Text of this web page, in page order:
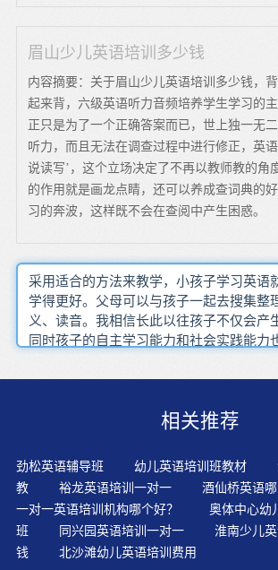
眉山少儿英语培训多少钱
内容摘要：关于眉山少儿英语培训多少钱，
起来背，六级英语听力音频培养学生学习的主
正只是为了一个正确答案而已，世上独一无
听力，而且无法在调查过程中进行修正，英
说读写’，这个立场决定了不再以教师教的角
的作用就是画龙点睛，还可以养成查词典的
习的奔波，这样既不会在查阅中产生困惑。
采用适合的方法来教学，小孩子学习英语
学得更好。父母可以与孩子一起去搜集整
义、读音。我相信长此以往孩子不仅会产
同时孩子的自主学习能力和社会实践能力
交流是有用的，只有当他们不断地被学习
更好选择的故事应符合儿童的年龄层次和
受到阳光，使他们心理上得到满足，从而
上的源动力。通过“音素-音节-词-句-段-篇
用自然拼读法初识单词，再连词成句，由
到篇章的学习路径。在众多幼儿英语教学
英语教学法一直拔得头筹，成为数十年来
的英语教学法。培养和保护孩子学习并能
相关推荐
劲松英语辅导班 幼儿英语培训班教材
教
裕龙英语培训一对一 酒仙桥英语
一对一英语培训机构哪个好？
奥体中心幼
班
同兴园英语培训一对一
淮南少儿
钱
北沙滩幼儿英语培训费用